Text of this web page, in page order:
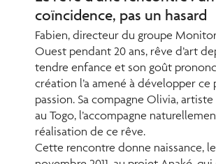
coïncidence, pas un hasard
Fabien, directeur du groupe
Ouest pendant 20 ans, rêve d’art
tendre enfance et son goût
création l’a amené à développer ce
passion. Sa compagne Olivia,
au Togo, l’accompagne
réalisation de ce rêve.
Cette rencontre donne naissance,